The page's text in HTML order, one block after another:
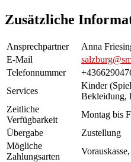
Zusätzliche
Ansprechpartner
Anna
E-Mail
Telefonnummer
Services
Kinder
Bekleidung,
Zeitliche
Verfügbarkeit
Montag bis
Übergabe
Zustellung
Mögliche
Zahlungsarten